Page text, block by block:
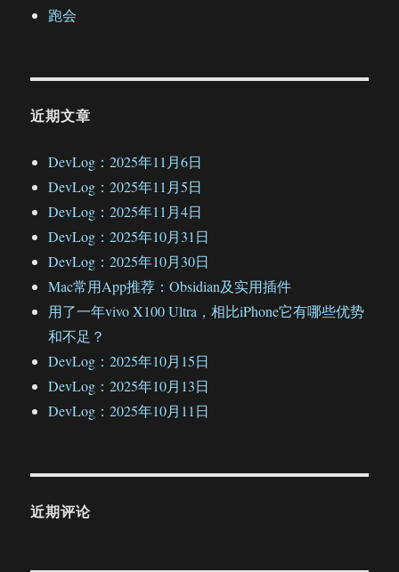
跑会
近期文章
DevLog：2025年11月6日
DevLog：2025年11月5日
DevLog：2025年11月4日
DevLog：2025年10月31日
DevLog：2025年10月30日
Mac常用App推荐：Obsidian及实用插件
用了一年vivo X100 Ultra，相比iPhone它有哪些优势
和不足？
DevLog：2025年10月15日
DevLog：2025年10月13日
DevLog：2025年10月11日
近期评论